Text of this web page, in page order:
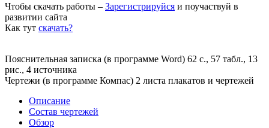
Чтобы скачать работы – Зарегистрируйся и поучаствуй в
развитии сайта
Как тут скачать?
Пояснительная записка (в программе Word) 62 с., 57 табл., 13
рис., 4 источника
Чертежи (в программе Компас) 2 листа плакатов и чертежей
Описание
Состав чертежей
Обзор